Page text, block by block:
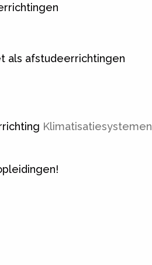
als afstudeerrichtingen
Klimatisatiesystemen